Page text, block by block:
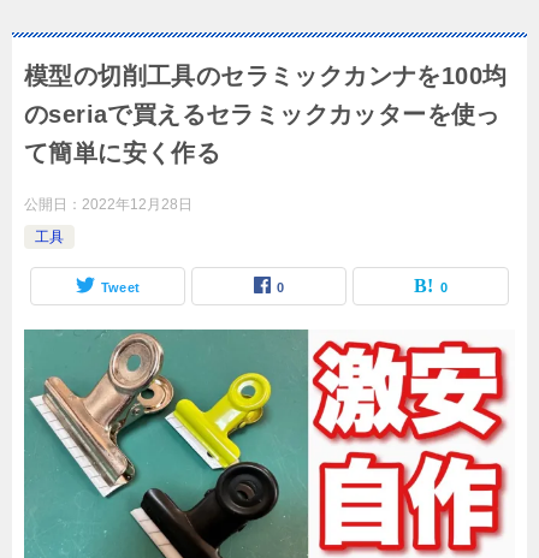
模型の切削工具のセラミックカンナを100均
のseriaで買えるセラミックカッターを使っ
て簡単に安く作る
公開日： 2022年12月28日
工具
Tweet 0 0